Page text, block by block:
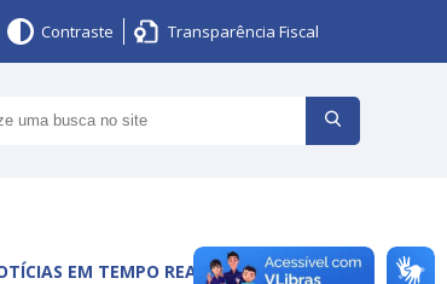
Contraste Transparência Fiscal
EM TEMPO REAL